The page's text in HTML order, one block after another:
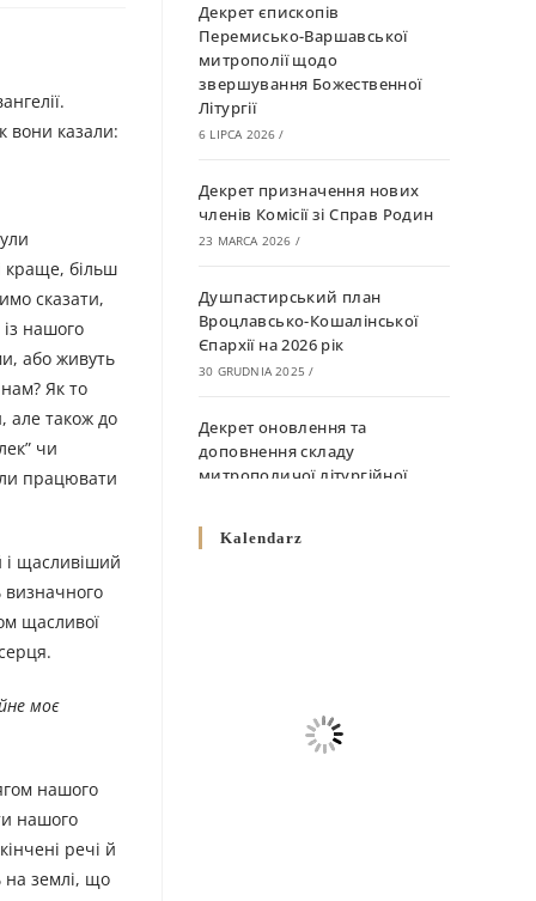
вони казали:
краще, більш
сказати,
iз нашого
або живуть
Як то
але також до
чи
працювати
і щасливіший
щасливої
моє
нашого
нашого
речі й
на землі, що
Декрет єпископів
Перемисько-Варшавської
митрополії щодо
звершування Божественної
Літургії
6 LIPCA 2026 /
Декрет призначення нових
членів Комісії зі Справ Родин
23 MARCA 2026 /
Душпастирський план
Вроцлавсько-Кошалінської
Єпархії на 2026 рік
30 GRUDNIA 2025 /
Декрет оновлення та
доповнення складу
митрополичої літургійної
10 GRUDNIA 2025
Декрет про відзначення
Великодня і всіх рухомих
Kalendarz